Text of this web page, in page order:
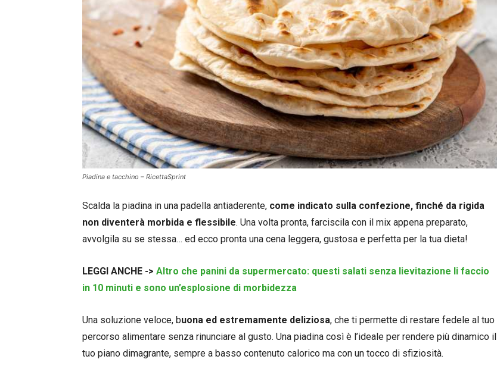
Piadina e tacchino – RicettaSprint
Scalda la piadina in una padella antiaderente, come indicato sulla confezione, finché da rigida
non diventerà morbida e flessibile. Una volta pronta, farciscila con il mix appena preparato,
avvolgila su se stessa… ed ecco pronta una cena leggera, gustosa e perfetta per la tua dieta!
LEGGI ANCHE -> Altro che panini da supermercato: questi salati senza lievitazione li faccio
in 10 minuti e sono un’esplosione di morbidezza
Una soluzione veloce, buona ed estremamente deliziosa, che ti permette di restare fedele al tuo
percorso alimentare senza rinunciare al gusto. Una piadina così è l’ideale per rendere più dinamico il
tuo piano dimagrante, sempre a basso contenuto calorico ma con un tocco di sfiziosità.